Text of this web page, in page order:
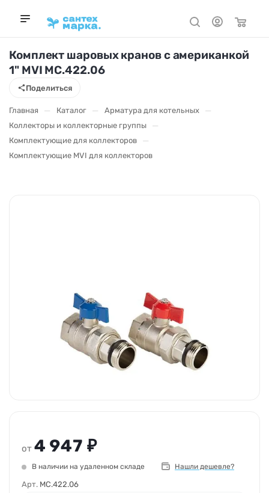
Поделиться
Комплект шаровых кранов с американкой
1" MVI MC.422.06
Главная — Каталог — Арматура для котельных —
Коллекторы и коллекторные группы —
Комплектующие для коллекторов —
Комплектующие MVI для коллекторов
от 4 947 ₽
В наличии на удаленном складе Нашли дешевле?
Арт. MC.422.06